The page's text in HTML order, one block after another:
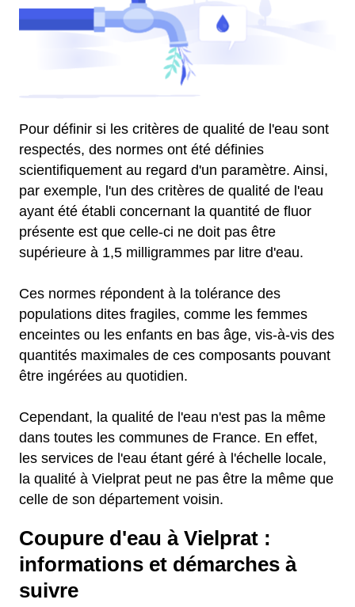
Pour définir si les critères de qualité de l'eau sont
respectés, des normes ont été définies
scientifiquement au regard d'un paramètre. Ainsi,
par exemple, l'un des critères de qualité de l'eau
ayant été établi concernant la quantité de fluor
présente est que celle-ci ne doit pas être
supérieure à 1,5 milligrammes par litre d'eau.
Ces normes répondent à la tolérance des
populations dites fragiles, comme les femmes
enceintes ou les enfants en bas âge, vis-à-vis des
quantités maximales de ces composants pouvant
être ingérées au quotidien.
Cependant, la qualité de l'eau n'est pas la même
dans toutes les communes de France. En effet,
les services de l'eau étant géré à l'échelle locale,
la qualité à Vielprat peut ne pas être la même que
celle de son département voisin.
Coupure d'eau à Vielprat :
informations et démarches à
suivre